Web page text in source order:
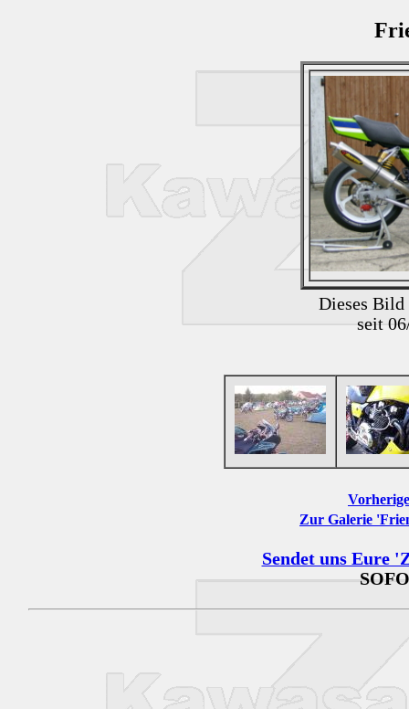
Dieses Bild
seit
Zur Galerie
Sendet uns Eure